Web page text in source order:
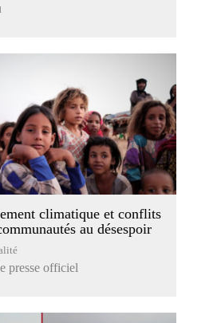
climatique et conflits
au désespoir
presse officiel